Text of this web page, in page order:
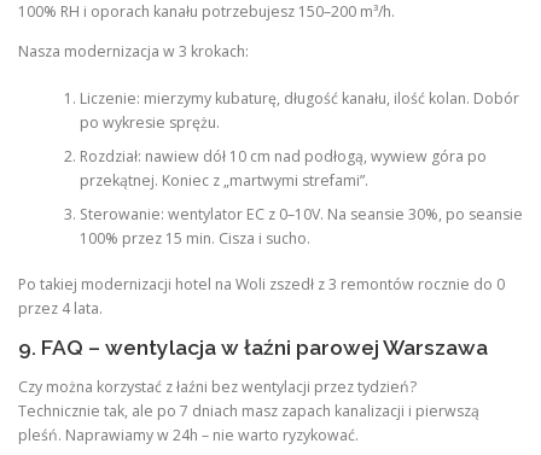
100% RH i oporach kanału potrzebujesz 150–200 m³/h.
Nasza modernizacja w 3 krokach:
Liczenie: mierzymy kubaturę, długość kanału, ilość kolan. Dobór
po wykresie sprężu.
Rozdział: nawiew dół 10 cm nad podłogą, wywiew góra po
przekątnej. Koniec z „martwymi strefami”.
Sterowanie: wentylator EC z 0–10V. Na seansie 30%, po seansie
100% przez 15 min. Cisza i sucho.
Po takiej modernizacji hotel na Woli zszedł z 3 remontów rocznie do 0
przez 4 lata.
9. FAQ – wentylacja w łaźni parowej Warszawa
Czy można korzystać z łaźni bez wentylacji przez tydzień?
Technicznie tak, ale po 7 dniach masz zapach kanalizacji i pierwszą
pleśń. Naprawiamy w 24h – nie warto ryzykować.